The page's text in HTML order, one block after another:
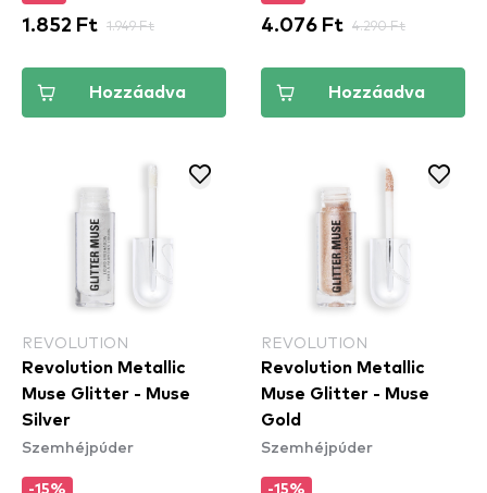
1.852 Ft 1.949 Ft
Hozzáadva
4.076 Ft 4.290 Ft
Hozzáadva
REVOLUTION
Revolution Metallic
Muse Glitter - Muse
Silver
Szemhéjpúder
-15%
REVOLUTION
Revolution Metallic
Muse Glitter - Muse
Gold
Szemhéjpúder
-15%